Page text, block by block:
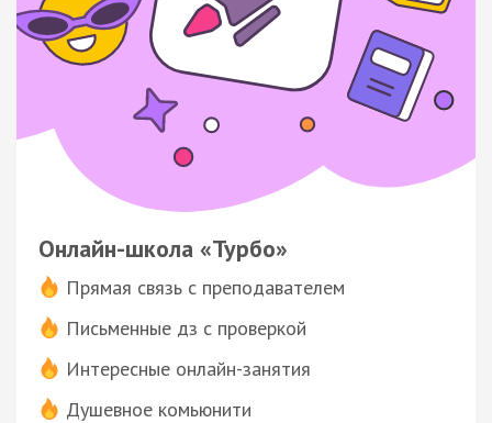
Онлайн-школа «Турбо»
Прямая связь с преподавателем
Письменные дз с проверкой
Интересные онлайн-занятия
Душевное комьюнити